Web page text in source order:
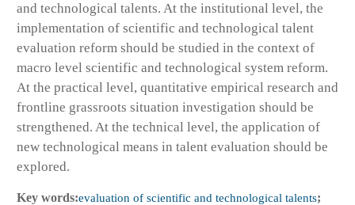
and technological talents. At the institutional level, the
implementation of scientific and technological talent
evaluation reform should be studied in the context of
macro level scientific and technological system reform.
At the practical level, quantitative empirical research and
frontline grassroots situation investigation should be
strengthened. At the technical level, the application of
new technological means in talent evaluation should be
explored.
Key words:evaluation of scientific and technological talents;